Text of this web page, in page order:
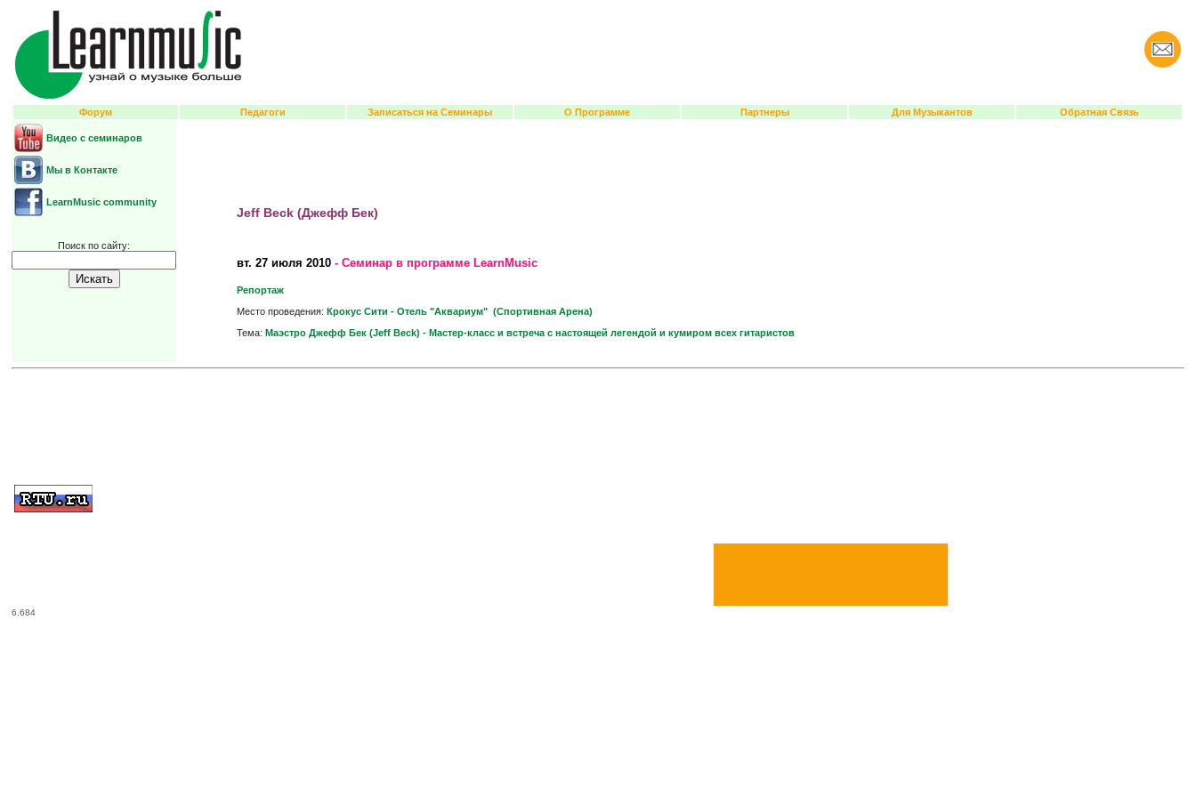
Форум Педагоги Записаться на Семинары О Программе Партнеры Для Музыкантов Обратная Связь
Видео с семинаров
Мы в Контакте
LearnMusic community
Поиск по сайту:
Jeff Beck (Джефф Бек)
вт. 27 июля 2010- Семинар в программе LearnMusic
Репортаж
Место проведения: Крокус Сити - Отель "Аквариум" (Спортивная Арена)
Тема: Маэстро Джефф Бек (Jeff Beck) - Мастер-класс и встреча с настоящей легендой и кумиром всех гитаристов
6.684